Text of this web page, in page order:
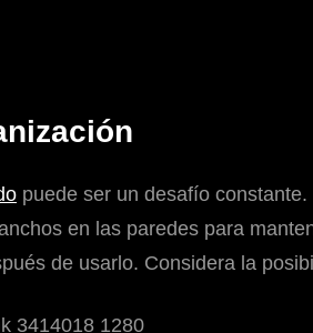
puede ser un desafío
en las paredes para
de usarlo. Considera la